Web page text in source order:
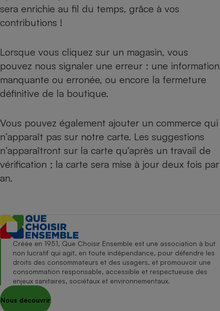
sera enrichie au fil du temps, grâce à vos
contributions !
Lorsque vous cliquez sur un magasin, vous
pouvez nous signaler une erreur : une information
manquante ou erronée, ou encore la fermeture
définitive de la boutique.
Vous pouvez également ajouter un commerce qui
n’apparaît pas sur notre carte. Les suggestions
n’apparaîtront sur la carte qu’après un travail de
vérification ; la carte sera mise à jour deux fois par
an.
Créée en 1951, Que Choisir Ensemble est une association à but
non lucratif qui agit, en toute indépendance, pour défendre les
droits des consommateurs et des usagers, et promouvoir une
consommation responsable, accessible et respectueuse des
enjeux sanitaires, sociétaux et environnementaux.
Nous découvrir